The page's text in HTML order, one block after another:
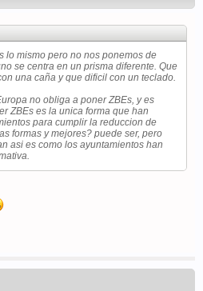
lo mismo pero no nos ponemos de
se centra en un prisma diferente. Que
una caña y que dificil con un teclado.
no obliga a poner ZBEs, y es
ZBEs es la unica forma que han
para cumplir la reduccion de
formas y mejores? puede ser, pero
asi es como los ayuntamientos han